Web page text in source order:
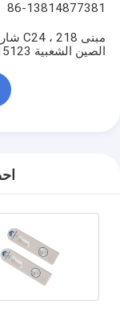
86-13814877381
الصين الشعبية 215123